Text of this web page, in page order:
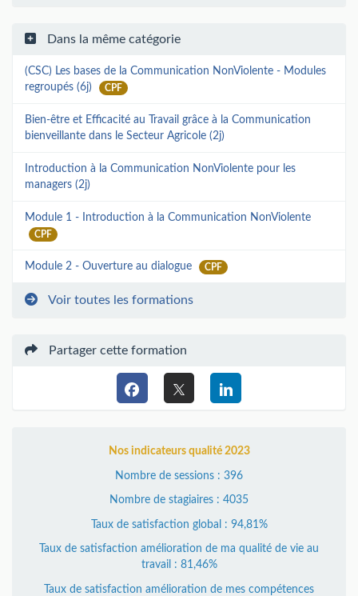
Dans la même catégorie
(CSC) Les bases de la Communication NonViolente - Modules
regroupés (6j)
CPF
Bien-être et Efficacité au Travail grâce à la Communication
bienveillante dans le Secteur Agricole (2j)
Introduction à la Communication NonViolente pour les
managers (2j)
Module 1 - Introduction à la Communication NonViolente
CPF
Module 2 - Ouverture au dialogue CPF
Voir toutes les formations
Partager cette formation
Nos indicateurs qualité 2023
Nombre de sessions : 396
Nombre de stagiaires : 4035
Taux de satisfaction global : 94,81%
Taux de satisfaction amélioration de ma qualité de vie au
travail : 81,46%
Taux de satisfaction amélioration de mes compétences